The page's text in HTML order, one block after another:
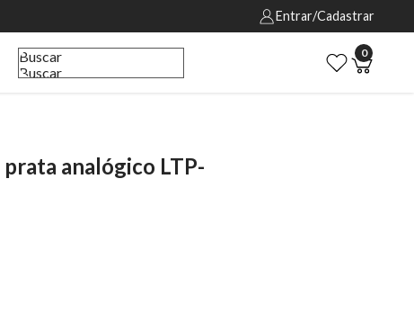
Entrar/Cadastrar
Buscar
Buscar
0
analógico LTP-